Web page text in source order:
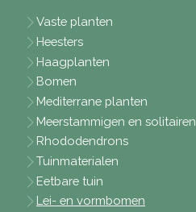
Vaste planten
Heesters
Haagplanten
Bomen
Mediterrane planten
Meerstammigen en solitairen
Rhododendrons
Tuinmaterialen
Eetbare tuin
Lei- en vormbomen